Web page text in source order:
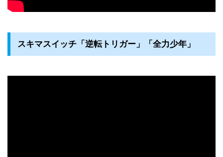
スキマスイッチ「逆転トリガー」「全力少年」